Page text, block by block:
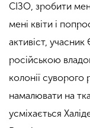
СІЗО, зробити
мені квіти і
активіст,
російською
колонії
намалювати на
усміхається